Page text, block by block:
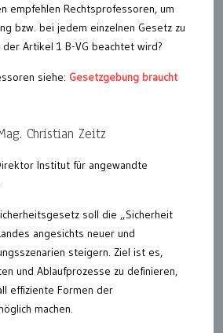
empfehlen Rechtsprofessoren, um
bzw. bei jedem einzelnen Gesetz zu
Artikel 1 B-VG beachtet wird?
siehe: Gesetzgebung braucht
Christian Zeitz
Institut für angewandte
soll die „Sicherheit
angesichts neuer und
steigern. Ziel ist es,
und Ablaufprozesse zu definieren,
effiziente Formen der
machen.